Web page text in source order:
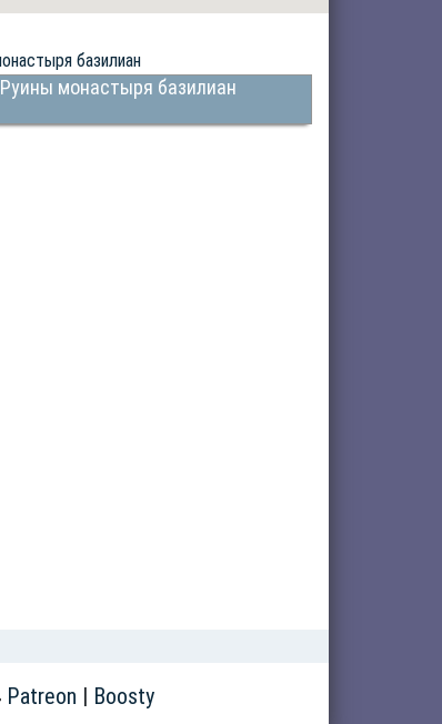
Руины монастыря базилиан
Patreon | Boosty